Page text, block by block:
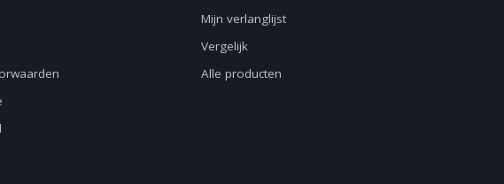
Mijn verlanglijst
Vergelijk
Alle producten